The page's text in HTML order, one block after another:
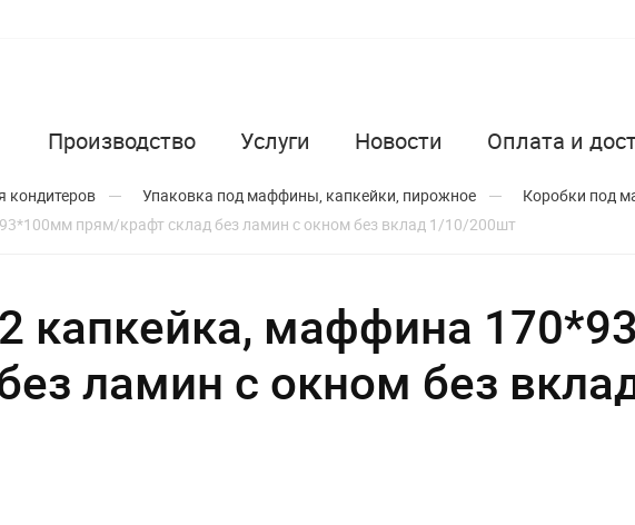
Производство Услуги Новости Оплата и
кондитеров Упаковка под маффины, капкейки, пирожное
Коробки под
прям/крафт склад без ламин с окном без вклад 1/10/200шт
капкейка, маффина
ламин с окном без